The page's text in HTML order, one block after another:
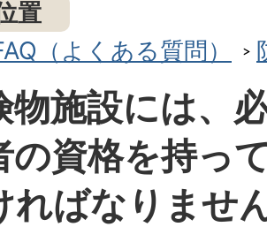
置
（よくある質問）
物施設には、
の資格を持っ
ればなりませ